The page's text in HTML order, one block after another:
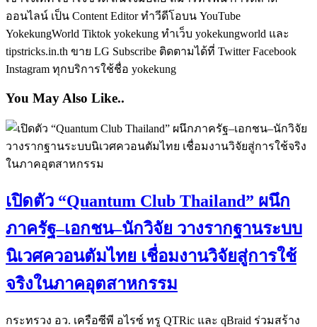
ออนไลน์ เป็น Content Editor ทำวีดีโอบน YouTube
YokekungWorld Tiktok yokekung ทำเว็บ yokekungworld และ
tipstricks.in.th ขาย LG Subscribe ติดตามได้ที่ Twitter Facebook
Instagram ทุกบริการใช้ชื่อ yokekung
You May Also Like..
เปิดตัว “Quantum Club Thailand” ผนึก
ภาครัฐ–เอกชน–นักวิจัย วางรากฐานระบบ
นิเวศควอนตัมไทย เชื่อมงานวิจัยสู่การใช้
จริงในภาคอุตสาหกรรม
กระทรวง อว. เครือซีพี อไรซ์ ทรู QTRic และ qBraid ร่วมสร้าง